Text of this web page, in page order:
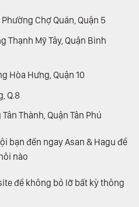
Chợ Quán, Quận 5
Thạnh Mỹ Tây, Quận Bình
Hòa Hưng, Quận 10
Q.8
Thành, Quận Tân Phú
bạn đến ngay Asan & Hagu để
nào
để không bỏ lỡ bất kỳ thông